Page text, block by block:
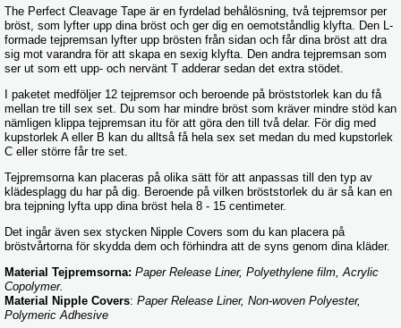
The Perfect Cleavage Tape är en fyrdelad behålösning, två tejpremsor per
bröst, som lyfter upp dina bröst och ger dig en oemotståndlig klyfta. Den L-
formade tejpremsan lyfter upp brösten från sidan och får dina bröst att dra
sig mot varandra för att skapa en sexig klyfta. Den andra tejpremsan som
ser ut som ett upp- och nervänt T adderar sedan det extra stödet.
I paketet medföljer 12 tejpremsor och beroende på bröststorlek kan du få
mellan tre till sex set. Du som har mindre bröst som kräver mindre stöd kan
nämligen klippa tejpremsan itu för att göra den till två delar. För dig med
kupstorlek A eller B kan du alltså få hela sex set medan du med kupstorlek
C eller större får tre set.
Tejpremsorna kan placeras på olika sätt för att anpassas till den typ av
klädesplagg du har på dig. Beroende på vilken bröststorlek du är så kan en
bra tejpning lyfta upp dina bröst hela 8 - 15 centimeter.
Det ingår även sex stycken Nipple Covers som du kan placera på
bröstvårtorna för skydda dem och förhindra att de syns genom dina kläder.
Material Tejpremsorna: Paper Release Liner, Polyethylene film, Acrylic
Copolymer.
Material Nipple Covers: Paper Release Liner, Non-woven Polyester,
Polymeric Adhesive